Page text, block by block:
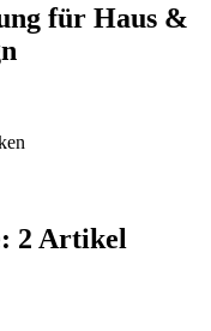
für Haus &
2 Artikel